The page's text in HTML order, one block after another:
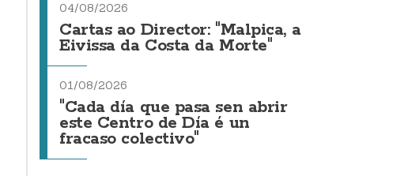
04/08/2026
Cartas ao Director: "Malpica, a
Eivissa da Costa da Morte"
01/08/2026
"Cada día que pasa sen abrir
este Centro de Día é un
fracaso colectivo"